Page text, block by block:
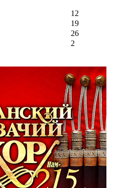
12
19
26
2